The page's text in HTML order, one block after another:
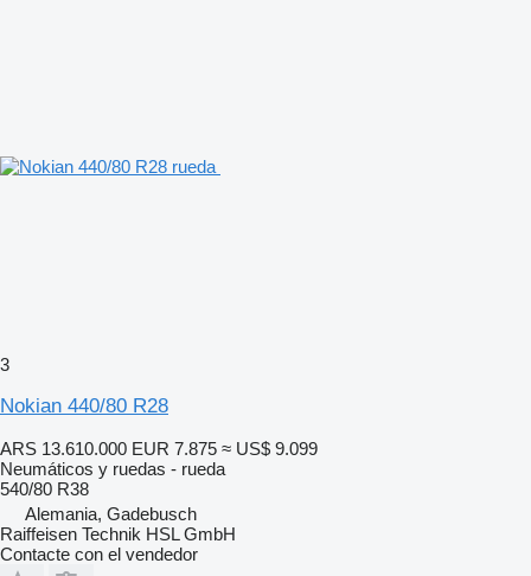
3
Nokian 440/80 R28
ARS 13.610.000 EUR 7.875 ≈ US$ 9.099
Neumáticos y ruedas - rueda
540/80 R38
Alemania, Gadebusch
Raiffeisen Technik HSL GmbH
Contacte con el vendedor